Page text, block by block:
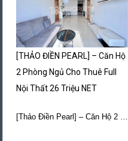
[THẢO ĐIỀN PEARL] – Căn Hộ
2 Phòng Ngủ Cho Thuê Full
Nội Thất 26 Triệu NET
[Thảo Điền Pearl] – Căn Hộ 2 Phòng Ngủ…